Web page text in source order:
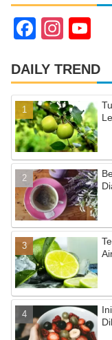
F
c
e
b
o
o
k
In
a
gr
a
m
u
T
u
b
e
C
h
a
n
n
el
DAILY TREND